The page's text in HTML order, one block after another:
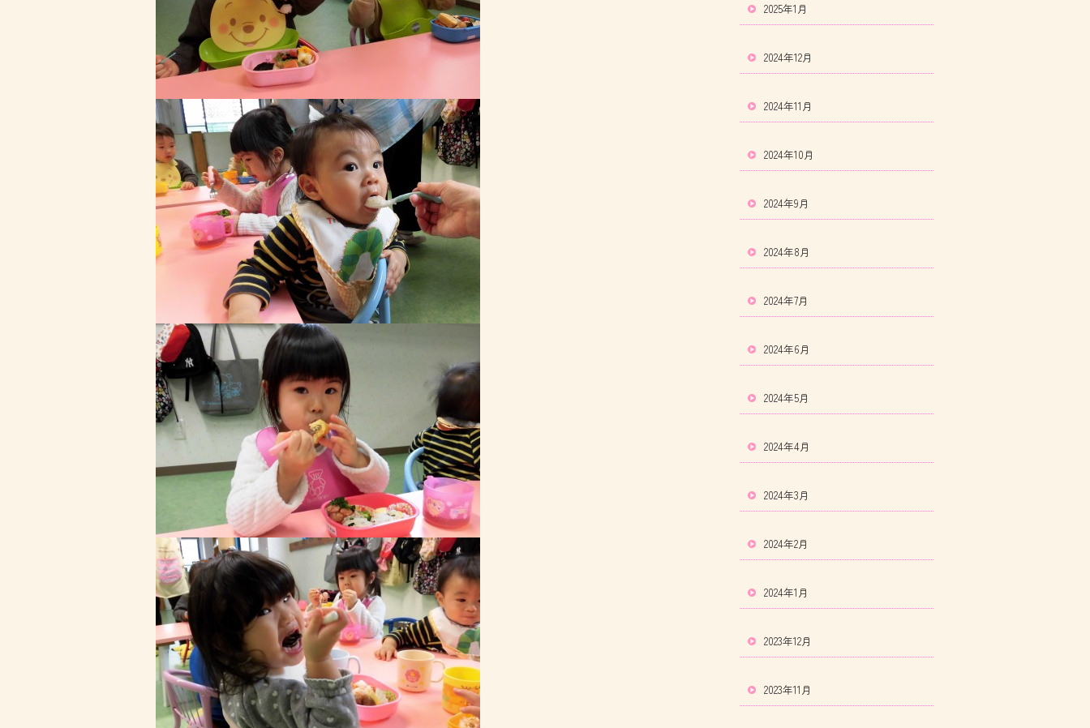
2025年1月
2024年12月
2024年11月
2024年10月
2024年9月
2024年8月
2024年7月
2024年6月
2024年5月
2024年4月
2024年3月
2024年2月
2024年1月
2023年12月
2023年11月